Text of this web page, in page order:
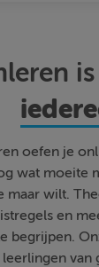
oefen je
wat moeite
maar wilt.
en
begrijpen.
van